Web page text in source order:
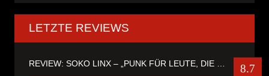
LETZTE REVIEWS
REVIEW: SOKO LINX – „PUNK FÜR LEUTE, DIE PUNK HASZEN“ 8.7